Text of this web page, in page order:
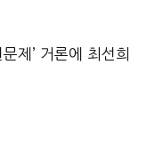
제’ 거론에 최선희